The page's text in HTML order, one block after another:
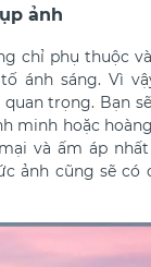
ảnh
chỉ phụ thuộc
ánh sáng. Vì
trọng. Bạn
minh hoặc
và ấm áp
ảnh cũng sẽ có